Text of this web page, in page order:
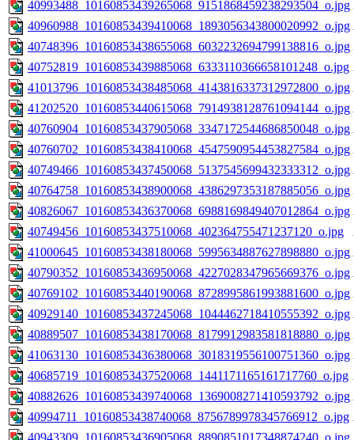
40993488_10160853439265068_9151868459238293504_o.jpg
40960988_10160853439410068_1893056343800020992_o.jpg
40748396_10160853438655068_6032232694799138816_o.jpg
40752819_10160853439885068_6333110366658101248_o.jpg
41013796_10160853438485068_4143816337312972800_o.jpg
41202520_10160853440615068_7914938128761094144_o.jpg
40760904_10160853437905068_3347172544686850048_o.jpg
40760702_10160853438410068_4547590954453827584_o.jpg
40749466_10160853437450068_5137545699432333312_o.jpg
40764758_10160853438900068_4386297353187885056_o.jpg
40826067_10160853436370068_6988169849407012864_o.jpg
40749456_10160853437510068_402364755471237120_o.jpg
41000645_10160853438180068_5995634887627898880_o.jpg
40790352_10160853436950068_4227028347965669376_o.jpg
40769102_10160853440190068_8728995861993881600_o.jpg
40929140_10160853437245068_1044462718410555392_o.jpg
40889507_10160853438170068_8179912983581818880_o.jpg
41063130_10160853436380068_3018319556100751360_o.jpg
40685719_10160853437520068_1441171165161717760_o.jpg
40882626_10160853439740068_1369008271410593792_o.jpg
40994711_10160853438740068_8756789978345766912_o.jpg